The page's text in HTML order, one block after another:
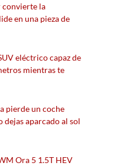
convierte la
en una pieza de
eléctrico capaz de
mientras te
pierde un coche
aparcado al sol
Ora 5 1.5T HEV